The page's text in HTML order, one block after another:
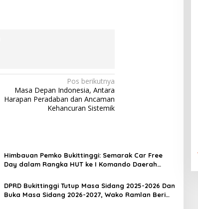
Pos berikutnya
Masa Depan Indonesia, Antara
Harapan Peradaban dan Ancaman
Kehancuran Sistemik
Himbauan Pemko Bukittinggi: Semarak Car Free
Day dalam Rangka HUT ke I Komando Daerah
DPRD Bukittinggi Tutup Masa Sidang 2025-2026 Dan
Buka Masa Sidang 2026-2027, Wako Ramlan Beri